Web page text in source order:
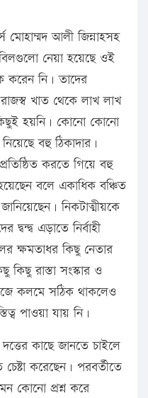
মোহাম্মদ আলী জিন্নাহসহ
নেয়া হয়েছে ওই
করেন নি। তাদের
খাত থেকে লাখ লাখ
হয়নি। কোনো কোনো
বহু ঠিকাদার।
করতে গিয়ে বহু
বলে একাধিক বঞ্চিত
নিকটাত্মীয়কে
দ্বন্দ্ব এড়াতে নির্বাহী
ক্ষমতাধর কিছু নেতার
কিছু রাস্তা সংস্কার ও
কলমে সঠিক থাকলেও
পাওয়া যায় নি।
দত্তের কাছে জানতে চাইলে
করেছেন। পরবর্তীতে
কোনো প্রশ্ন করে